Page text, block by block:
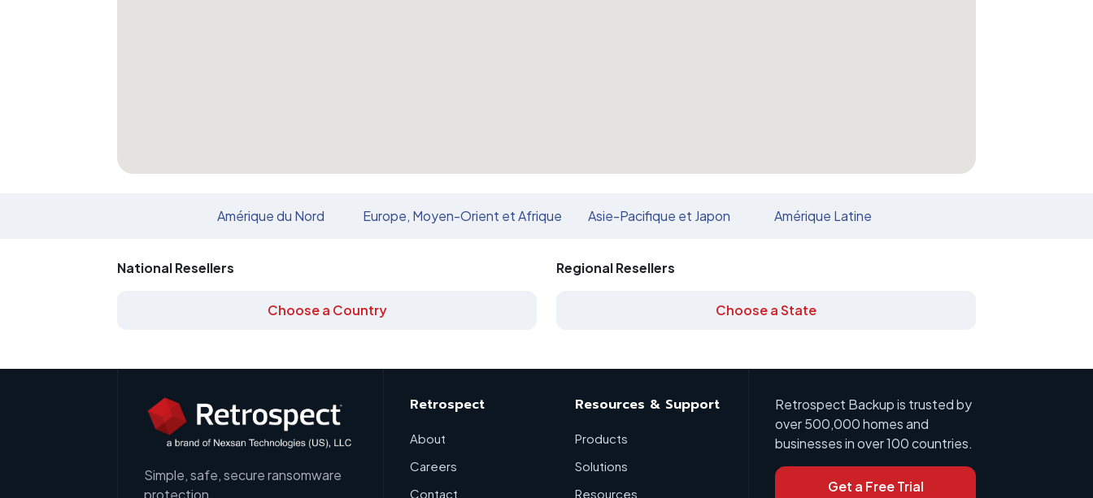
Amérique du Nord Europe, Moyen-Orient et Afrique Asie-Pacifique et Japon Amérique Latine
National Resellers
Choose a Country
Regional Resellers
Choose a State
Simple, safe, secure ransomware
Retrospect
About
Careers
Contact
Resources & Support
Products
Solutions
Resources
Retrospect Backup is trusted by
over 500,000 homes and
businesses in over 100 countries.
Get a Free Trial